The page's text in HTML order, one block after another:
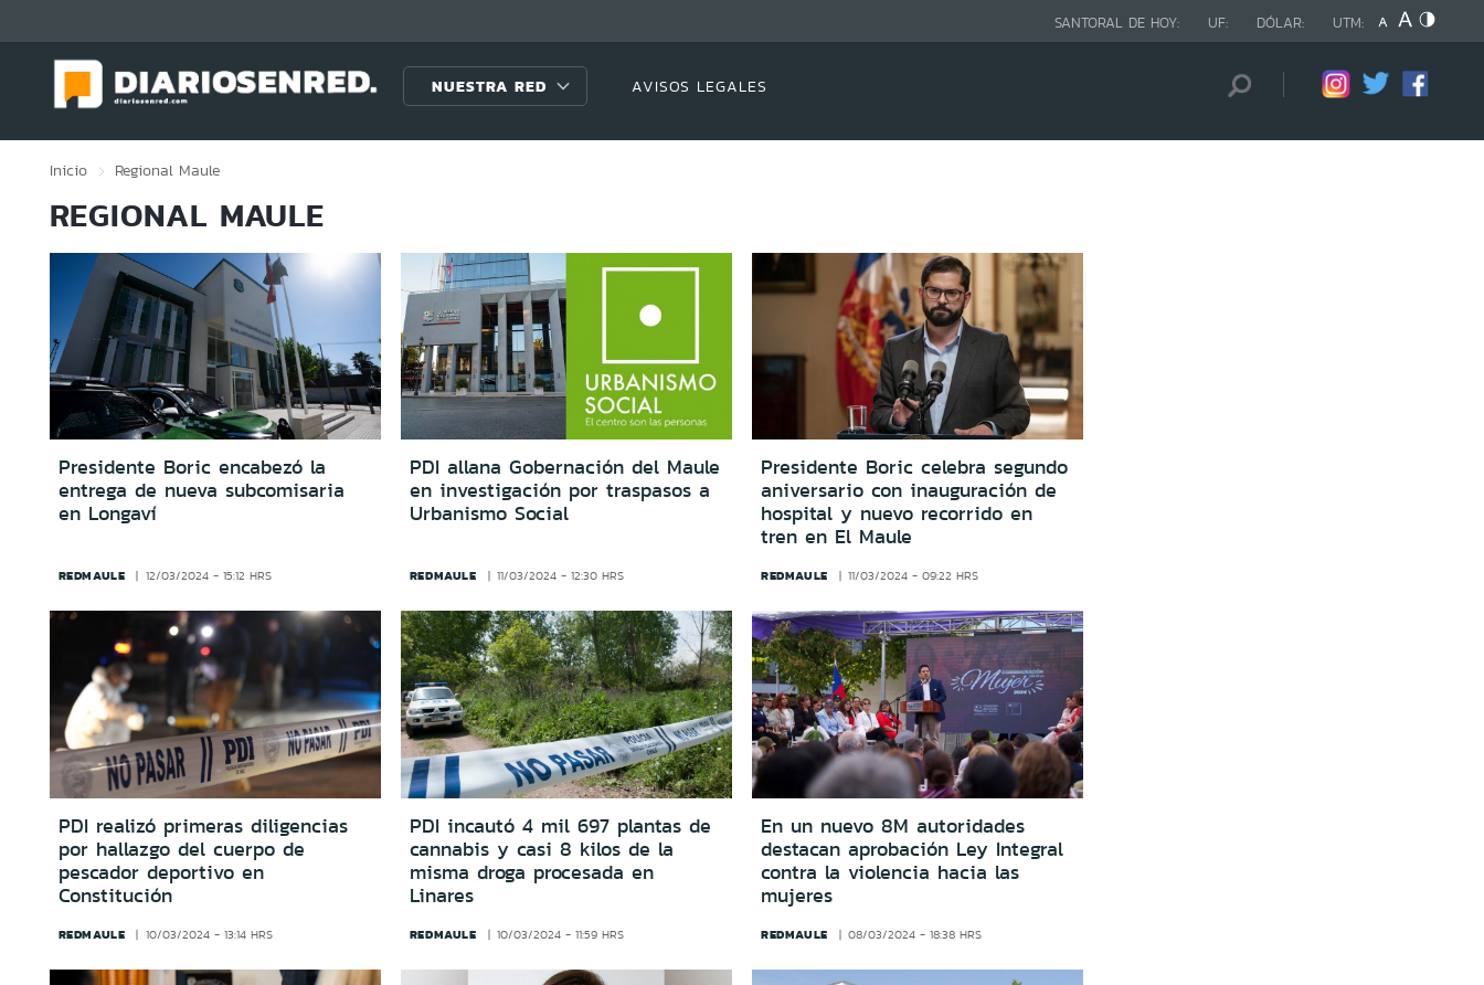
SANTORAL DE HOY: UF: DÓLAR: UTM:
NUESTRA RED AVISOS LEGALES
Inicio Regional Maule
REGIONAL MAULE
Presidente Boric encabezó la
entrega de nueva subcomisaria
en Longaví
REDMAULE 12/03/2024 - 15:12 HRS
PDI allana Gobernación del Maule
en investigación por traspasos a
Urbanismo Social
REDMAULE 11/03/2024 - 12:30 HRS
Presidente Boric celebra segundo
aniversario con inauguración de
hospital y nuevo recorrido en
tren en El Maule
REDMAULE 11/03/2024 - 09:22 HRS
PDI realizó primeras diligencias
por hallazgo del cuerpo de
pescador deportivo en
Constitución
REDMAULE 10/03/2024 - 13:14 HRS
PDI incautó 4 mil 697 plantas de
cannabis y casi 8 kilos de la
misma droga procesada en
Linares
REDMAULE 10/03/2024 - 11:59 HRS
En un nuevo 8M autoridades
destacan aprobación Ley Integral
contra la violencia hacia las
mujeres
REDMAULE 08/03/2024 - 18:38 HRS